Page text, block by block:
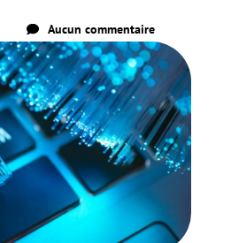
Aucun commentaire